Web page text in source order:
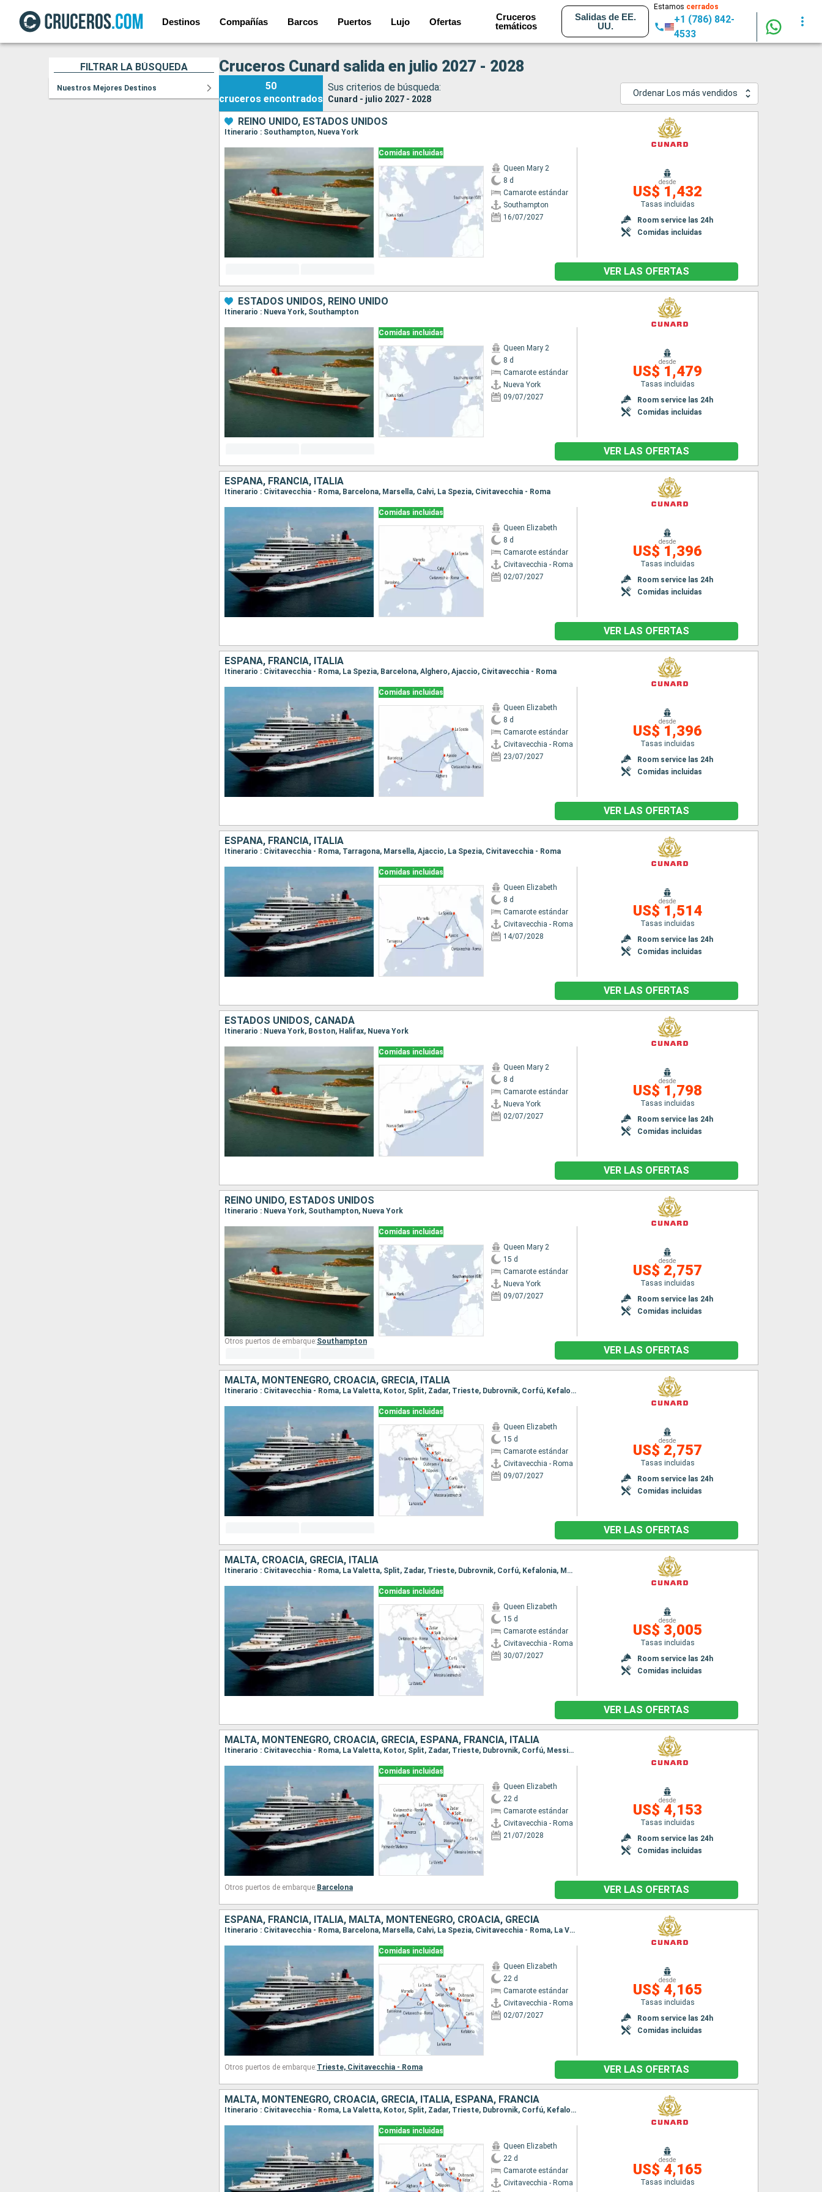
Destinos Compañías Barcos Puertos Lujo Ofertas
Cruceros
temáticos
Salidas de EE.
UU.
Estamos cerrados
+1 (786) 842-
4533
FILTRAR LA BÚSQUEDA
Nuestros Mejores Destinos
Cruceros Cunard salida en julio 2027 - 2028
50
cruceros encontrados
Sus criterios de búsqueda:
Cunard - julio 2027 - 2028
Ordenar Los más vendidos
REINO UNIDO, ESTADOS UNIDOS
Itinerario : Southampton, Nueva York
Comidas incluidas
Queen Mary 2
8 d
Camarote estándar
Southampton
16/07/2027
desde
US$ 1,432
Tasas incluidas
Room service las 24h
Comidas incluidas
VER LAS OFERTAS
ESTADOS UNIDOS, REINO UNIDO
Itinerario : Nueva York, Southampton
Comidas incluidas
Queen Mary 2
8 d
Camarote estándar
Nueva York
09/07/2027
desde
US$ 1,479
Tasas incluidas
Room service las 24h
Comidas incluidas
VER LAS OFERTAS
ESPAÑA, FRANCIA, ITALIA
Itinerario : Civitavecchia - Roma, Barcelona, Marsella, Calvi, La Spezia, Civitavecchia - Roma
Comidas incluidas
Queen Elizabeth
8 d
Camarote estándar
Civitavecchia - Roma
02/07/2027
desde
US$ 1,396
Tasas incluidas
Room service las 24h
Comidas incluidas
VER LAS OFERTAS
ESPAÑA, FRANCIA, ITALIA
Itinerario : Civitavecchia - Roma, La Spezia, Barcelona, Alghero, Ajaccio, Civitavecchia - Roma
Comidas incluidas
Queen Elizabeth
8 d
Camarote estándar
Civitavecchia - Roma
23/07/2027
desde
US$ 1,396
Tasas incluidas
Room service las 24h
Comidas incluidas
VER LAS OFERTAS
ESPAÑA, FRANCIA, ITALIA
Itinerario : Civitavecchia - Roma, Tarragona, Marsella, Ajaccio, La Spezia, Civitavecchia - Roma
Comidas incluidas
Queen Elizabeth
8 d
Camarote estándar
Civitavecchia - Roma
14/07/2028
desde
US$ 1,514
Tasas incluidas
Room service las 24h
Comidas incluidas
VER LAS OFERTAS
ESTADOS UNIDOS, CANADÁ
Itinerario : Nueva York, Boston, Halifax, Nueva York
Comidas incluidas
Queen Mary 2
8 d
Camarote estándar
Nueva York
02/07/2027
desde
US$ 1,798
Tasas incluidas
Room service las 24h
Comidas incluidas
VER LAS OFERTAS
REINO UNIDO, ESTADOS UNIDOS
Itinerario : Nueva York, Southampton, Nueva York
Comidas incluidas
Queen Mary 2
15 d
Camarote estándar
Nueva York
09/07/2027
desde
US$ 2,757
Tasas incluidas
Room service las 24h
Comidas incluidas
Otros puertos de embarque:Southampton
VER LAS OFERTAS
MALTA, MONTENEGRO, CROACIA, GRECIA, ITALIA
Itinerario : Civitavecchia - Roma, La Valetta, Kotor, Split, Zadar, Trieste, Dubrovnik, Corfú, Kefalonia, Messina (estrecho), Nápoles, Civitavecchia - Roma
Comidas incluidas
Queen Elizabeth
15 d
Camarote estándar
Civitavecchia - Roma
09/07/2027
desde
US$ 2,757
Tasas incluidas
Room service las 24h
Comidas incluidas
VER LAS OFERTAS
MALTA, CROACIA, GRECIA, ITALIA
Itinerario : Civitavecchia - Roma, La Valetta, Split, Zadar, Trieste, Dubrovnik, Corfú, Kefalonia, Messina (estrecho), Salerno, Civitavecchia - Roma
Comidas incluidas
Queen Elizabeth
15 d
Camarote estándar
Civitavecchia - Roma
30/07/2027
desde
US$ 3,005
Tasas incluidas
Room service las 24h
Comidas incluidas
VER LAS OFERTAS
MALTA, MONTENEGRO, CROACIA, GRECIA, ESPAÑA, FRANCIA, ITALIA
Itinerario : Civitavecchia - Roma, La Valetta, Kotor, Split, Zadar, Trieste, Dubrovnik, Corfú, Messina (estrecho), Messine, Palma de Mallorca, Barcelona, Menorca, Marsella, Calvi, La Spezia, Civitavecchia - Roma
Comidas incluidas
Queen Elizabeth
22 d
Camarote estándar
Civitavecchia - Roma
21/07/2028
desde
US$ 4,153
Tasas incluidas
Room service las 24h
Comidas incluidas
Otros puertos de embarque: Barcelona VER LAS OFERTAS
ESPAÑA, FRANCIA, ITALIA, MALTA, MONTENEGRO, CROACIA, GRECIA
Itinerario : Civitavecchia - Roma, Barcelona, Marsella, Calvi, La Spezia, Civitavecchia - Roma, La Valetta, Kotor, Split, Zadar, Trieste, Dubrovnik, Corfú, Kefalonia, Messina (estrecho), Nápoles, Civitavecchia - Roma
Comidas incluidas
Queen Elizabeth
22 d
Camarote estándar
Civitavecchia - Roma
02/07/2027
desde
US$ 4,165
Tasas incluidas
Room service las 24h
Comidas incluidas
Otros puertos de embarque:Trieste, Civitavecchia - Roma VER LAS OFERTAS
MALTA, MONTENEGRO, CROACIA, GRECIA, ITALIA, ESPAÑA, FRANCIA
Itinerario : Civitavecchia - Roma, La Valetta, Kotor, Split, Zadar, Trieste, Dubrovnik, Corfú, Kefalonia, Messina (estrecho), Nápoles, Civitavecchia - Roma, La Spezia, Barcelona, Alghero, Ajaccio, Civitavecchia - Roma
Comidas incluidas
Queen Elizabeth
22 d
Camarote estándar
Civitavecchia - Roma
desde
US$ 4,165
Tasas incluidas